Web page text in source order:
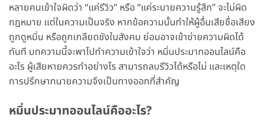
หลายคนเข้าใจผิดว่า “แค่รีวิว” หรือ “แค่ระบายความรู้สึก” จะไม่ผิด
กฎหมาย แต่ในความเป็นจริง หากข้อความนั้นทำให้ผู้อื่นเสียชื่อเสียง
ถูกดูหมิ่น หรือถูกเกลียดชังในสังคม ย่อมอาจเข้าข่ายความผิดได้
ทันที บทความนี้จะพาไปทำความเข้าใจว่า หมิ่นประมาทออนไลน์คือ
อะไร ผู้เสียหายควรทำอย่างไร สามารถลบรีวิวได้หรือไม่ และเหตุใด
การปรึกษาทนายความจึงเป็นทางออกที่สำคัญ
หมิ่นประมาทออนไลน์คืออะไร?